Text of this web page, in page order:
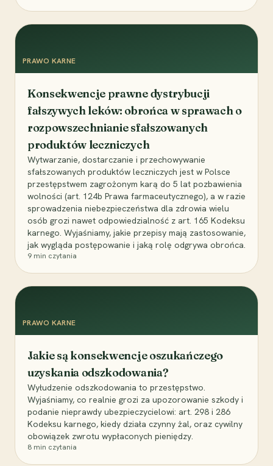
PRAWO KARNE
Konsekwencje prawne dystrybucji
fałszywych leków: obrońca w sprawach o
rozpowszechnianie sfałszowanych
produktów leczniczych
Wytwarzanie, dostarczanie i przechowywanie
sfałszowanych produktów leczniczych jest w Polsce
przestępstwem zagrożonym karą do 5 lat pozbawienia
wolności (art. 124b Prawa farmaceutycznego), a w razie
sprowadzenia niebezpieczeństwa dla zdrowia wielu
osób grozi nawet odpowiedzialność z art. 165 Kodeksu
karnego. Wyjaśniamy, jakie przepisy mają zastosowanie,
jak wygląda postępowanie i jaką rolę odgrywa obrońca.
9 min czytania
PRAWO KARNE
Jakie są konsekwencje oszukańczego
uzyskania odszkodowania?
Wyłudzenie odszkodowania to przestępstwo.
Wyjaśniamy, co realnie grozi za upozorowanie szkody i
podanie nieprawdy ubezpieczycielowi: art. 298 i 286
Kodeksu karnego, kiedy działa czynny żal, oraz cywilny
obowiązek zwrotu wypłaconych pieniędzy.
8 min czytania